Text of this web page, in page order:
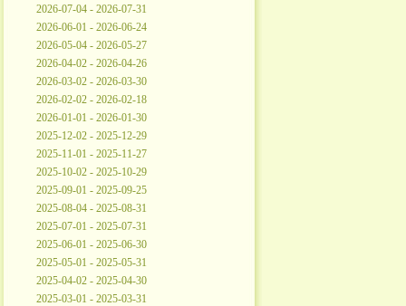
2026-07-04 - 2026-07-31
2026-06-01 - 2026-06-24
2026-05-04 - 2026-05-27
2026-04-02 - 2026-04-26
2026-03-02 - 2026-03-30
2026-02-02 - 2026-02-18
2026-01-01 - 2026-01-30
2025-12-02 - 2025-12-29
2025-11-01 - 2025-11-27
2025-10-02 - 2025-10-29
2025-09-01 - 2025-09-25
2025-08-04 - 2025-08-31
2025-07-01 - 2025-07-31
2025-06-01 - 2025-06-30
2025-05-01 - 2025-05-31
2025-04-02 - 2025-04-30
2025-03-01 - 2025-03-31